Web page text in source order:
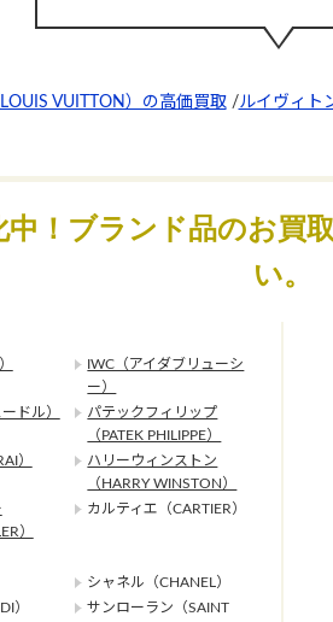
VUITTON）の高価買取 /ルイヴィト
中！ブランド品のお買
い。
IWC（アイダブリューシ
ー）
ドル）
パテックフィリップ
（PATEK PHILIPPE）
）
ハリーウィンストン
（HARRY WINSTON）
）
カルティエ（CARTIER）
シャネル（CHANEL）
） サンローラン（SAINT